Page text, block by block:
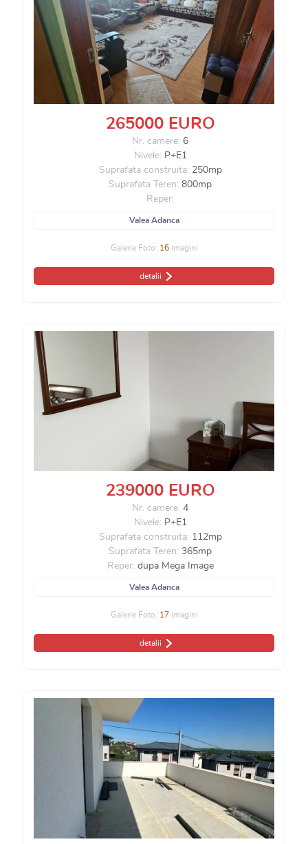
265000 EURO
Nr. camere: 6
Nivele: P+E1
Suprafata construita: 250mp
Suprafata Teren: 800mp
Reper:
Valea Adanca
Galerie Foto: 16imagini
detalii
239000 EURO
Nr. camere: 4
Nivele: P+E1
Suprafata construita: 112mp
Suprafata Teren: 365mp
Reper: dupa Mega Image
Valea Adanca
Galerie Foto: 17 imagini
detalii